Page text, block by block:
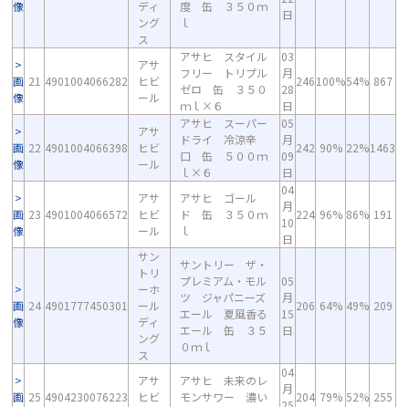
像
ディ
ング
ス
度 缶 ３５０ｍ
ｌ
日
画
像
21 4901004066282
アサ
ヒビ
ール
アサヒ スタイル
フリー トリプル
ゼロ 缶 ３５０
ｍｌ×６
03
月
28
日
246100%54% 867
画
像
22 4901004066398
アサ
ヒビ
ール
アサヒ スーパー
ドライ 冷涼辛
口 缶 ５００ｍ
ｌ×６
05
月
09
日
242 90% 22%1463
画
像
23 4901004066572
アサ
ヒビ
ール
アサヒ ゴール
ド 缶 ３５０ｍ
ｌ
04
月
10
日
224 96% 86% 191
画
像
24 4901777450301
サン
トリ
ーホ
ール
ディ
ング
ス
サントリー ザ・
プレミアム・モル
ツ ジャパニーズ
エール 夏風香る
エール 缶 ３５
０ｍｌ
05
月
15
日
206 64% 49% 209
画 25 4904230076223
アサ
ヒビ
アサヒ 未来のレ
モンサワー 濃い
04
月
204 79% 52% 255